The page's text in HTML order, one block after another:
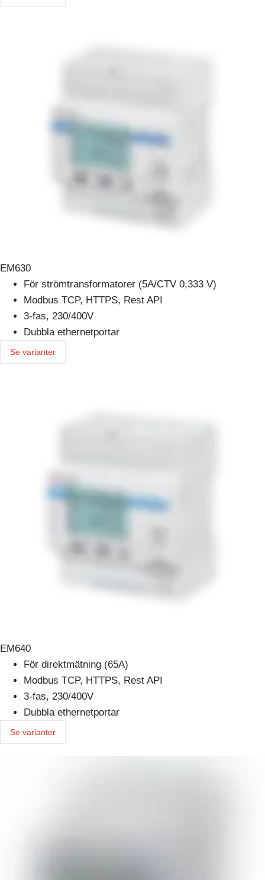
EM630
För strömtransformatorer (5A/CTV 0,333 V)
Modbus TCP, HTTPS, Rest API
3-fas, 230/400V
Dubbla ethernetportar
Se varianter
EM640
För direktmätning (65A)
Modbus TCP, HTTPS, Rest API
3-fas, 230/400V
Dubbla ethernetportar
Se varianter